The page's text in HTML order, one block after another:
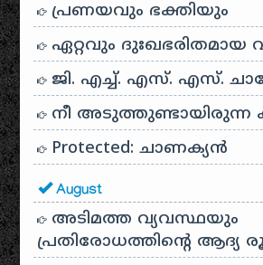
പ്രണയവും ഭക്തിയും
ഏറ്റവും ദുഃഖഭരിതമായ
ജി. എച്ച്. എസ്. എസ്.
നീ അടുത്തുണ്ടായിരുന്ന
Protected: ചാണക്യന്‍
August
അടിമത്ത വ്യവസ്ഥയും
പ്രതിരോധത്തിന്റെ ആദ്യ